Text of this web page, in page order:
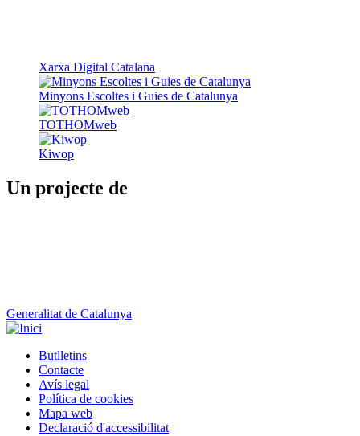
Xarxa Digital Catalana
Minyons Escoltes i Guies de Catalunya
TOTHOMweb
Kiwop
Un projecte de
Generalitat de Catalunya
Peu
Butlletins
Contacte
Avís legal
Política de cookies
Mapa web
Declaració d'accessibilitat